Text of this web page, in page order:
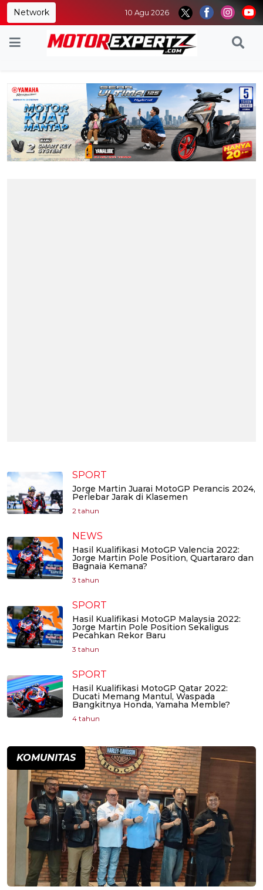
Network 10 Agu 2026
SPORT
Jorge Martin Juarai MotoGP Perancis 2024,
Perlebar Jarak di Klasemen
2 tahun
NEWS
Hasil Kualifikasi MotoGP Valencia 2022:
Jorge Martin Pole Position, Quartararo dan
Bagnaia Kemana?
3 tahun
SPORT
Hasil Kualifikasi MotoGP Malaysia 2022:
Jorge Martin Pole Position Sekaligus
Pecahkan Rekor Baru
3 tahun
SPORT
Hasil Kualifikasi MotoGP Qatar 2022:
Ducati Memang Mantul, Waspada
Bangkitnya Honda, Yamaha Memble?
4 tahun
KOMUNITAS